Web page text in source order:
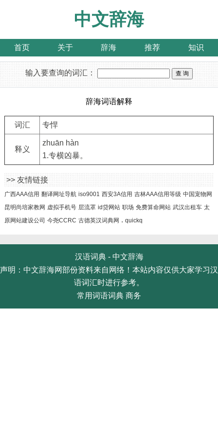
中文辞海
首页 关于 辞海 推荐 知识
输入要查询的词汇：
辞海词语解释
词汇 专悍
释义
zhuān hàn
1.专横凶暴。
>> 友情链接
广西AAA信用 翻译网址导航 iso9001 西安3A信用 吉林AAA信用等级 中国宠物网
昆明尚培家教网 虚拟手机号 层流罩 id贷网站 职场 免费算命网站 武汉出租车 太
原网站建设公司 今尧CCRC 古德英汉词典网 . quickq
汉语词典 - 中文辞海
声明：中文辞海网部份资料来自网络！本站内容仅供大家学习汉
语词汇时进行参考。
常用词语词典 商务